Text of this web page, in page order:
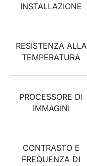
INSTALLAZIONE
RESISTENZA ALLA
TEMPERATURA
PROCESSORE DI
IMMAGINI
CONTRASTO E
FREQUENZA DI